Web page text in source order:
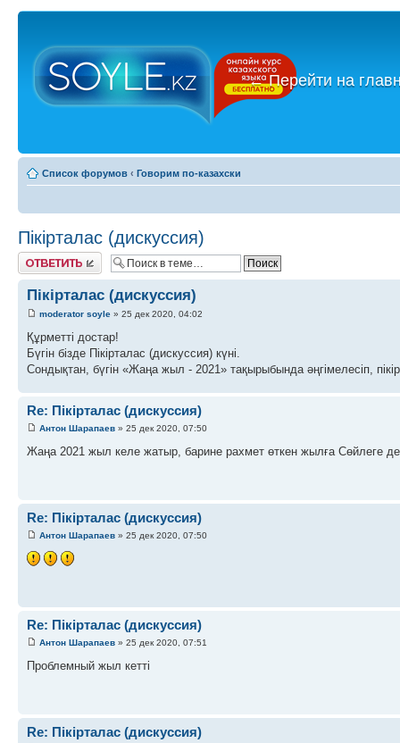
←Перейти на
Список форумов ‹ Говорим по-казахски
Пікірталас (дискуссия)
Ответить
Пікірталас (дискуссия)
moderator soyle » 25 дек 2020, 04:02
Құрметті достар!
Бүгін бізде Пікірталас (дискуссия) күні.
Сондықтан, бүгін «Жаңа жыл - 2021» тақырыбында әңгімелесіп,
Re: Пікірталас (дискуссия)
Антон Шарапаев » 25 дек 2020, 07:50
Жаңа 2021 жыл келе жатыр, барине рахмет өткен жылға Сөйлеге де
Re: Пікірталас (дискуссия)
Антон Шарапаев » 25 дек 2020, 07:50
Re: Пікірталас (дискуссия)
Антон Шарапаев » 25 дек 2020, 07:51
Проблемный жыл кетті
Re: Пікірталас (дискуссия)